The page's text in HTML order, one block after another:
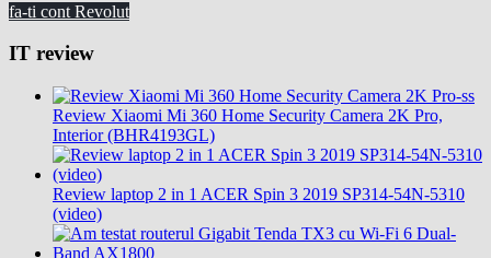
fa-ti cont Revolut
IT review
Review Xiaomi Mi 360 Home Security Camera 2K Pro,
Interior (BHR4193GL)
Review laptop 2 in 1 ACER Spin 3 2019 SP314-54N-5310
(video)